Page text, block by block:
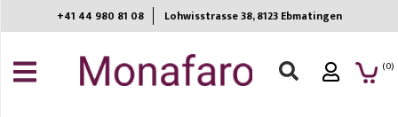
+41 44 980 81 08 Lohwisstrasse 38, 8123 Ebmatingen​
(0)
ANMELDEN
REGISTRIEREN